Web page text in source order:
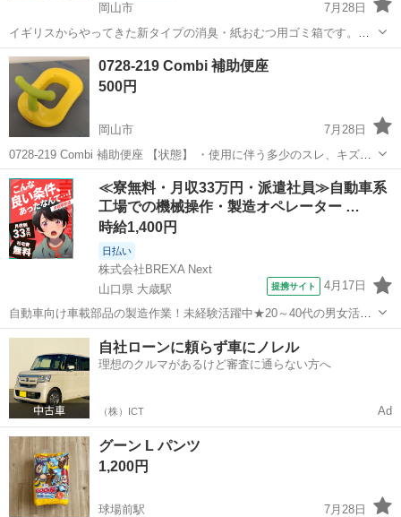
岡山市
7月28日
イギリスからやってきた新タイプの消臭・紙おむつ用ゴミ箱です。赤
ちゃん用から大人用まで、紙おむつを衛生的にかんたん処理。 中のカ
ートリッジは付いてません。 抗菌衛生フィルムが紙おむつを1つ1つウ
ィンナー状に包み、 臭いも病原菌...
岡山 岡山市 紙おむつ
0728-219 Combi 補助便座
500円
岡山市
7月28日
0728-219 Combi 補助便座 【状態】 ・使用に伴う多少のスレ、キズ、
落としきれない汚れなどございます ・詳細は現地でご確認ください ・
お値引きは出来かねますのでご了承願います ※中古品のため、状...
岡山 岡山市 ベビー用品 現地
≪寮無料・月収33万円・派遣社員≫自動車系
工場での機械操作・製造オペレーター …
時給1,400円
日払い
株式会社BREXA Next
山口県 大歳駅
提携サイト 4月17日
自動車向け車載部品の製造作業！未経験活躍中★20～40代の男女活躍
中！友達同士での応募OK！備品付きワンルーム寮費無料！赴任旅費会
社負担！生活支援物資事前対応可◎格安食堂利用可！年間休日135日
♪《山口県山口市》 人気の工...
山口 山口市 大歳駅 その他
自社ローンに頼らず車にノレル
理想のクルマがあるけど審査に通らない方へ
（株）ICT Ad
グーン L パンツ
1,200円
球場前駅
7月28日